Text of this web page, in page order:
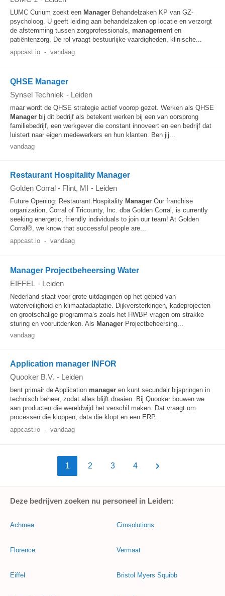
LUMC Curium zoekt een Manager Behandelzaken KP van GZ-
psycholoog. U geeft leiding aan behandelzaken op locatie en verzorgt
de afstemming tussen zorgprofessionals, managementen
patiëntenzorg. De rol vraagt bestuurlijke vaardigheden, klinische...
appcast.io - vandaag
QHSE Manager
Synsel Techniek - Leiden
maar wordt de QHSE strategie actief voorop gezet. Werken als QHSE
Manager bij dit bedrijf als betekent werken bij een van oorsprong
familiebedrijf, een werkgever die constant innoveert en een bedrijf dat
luistert naar eigen medewerkers en hun klanten. Ben jij...
vandaag
Restaurant Hospitality Manager
Golden Corral - Flint, MI - Leiden
Future Opening: Restaurant Hospitality Manager Our franchise
organization, Corral of Tricounty, Inc. dba Golden Corral, is currently
seeking energetic, friendly individuals to join our team! At Golden
Corral®, we know that successful people are...
appcast.io - vandaag
Manager Projectbeheersing Water
EIFFEL - Leiden
Nederland staat voor grote uitdagingen op het gebied van
waterveiligheid en klimaatadaptatie. Dijkversterkingen, kadeprojecten
en grootschalige programma’s zoals het HWBP vragen om strakke
sturing en vooruitdenken. Als Manager Projectbeheersing...
vandaag
Application manager INFOR
Quooker B.V. - Leiden
bent primair de Application manager en kunt secundair bijspringen in
technisch beheer, zodat alles blijft draaien. Bij Quooker bouwen we
aan producten die wereldwijd het verschil maken. Dat vraagt om
processen die kloppen, data die klopt en een ERP...
appcast.io - vandaag
1 2 3 4
Deze bedrijven zoeken nu personeel in Leiden:
Achmea
Florence
Eiffel
Cimsolutions
Vermaat
Bristol Myers Squibb